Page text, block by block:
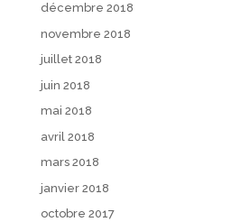
décembre 2018
novembre 2018
juillet 2018
juin 2018
mai 2018
avril 2018
mars 2018
janvier 2018
octobre 2017